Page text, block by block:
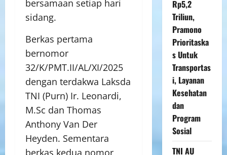
bersamaan setiap hari
sidang.
Berkas pertama
bernomor
32/K/PMT.II/AL/XI/2025
dengan terdakwa Laksda
TNI (Purn) Ir. Leonardi,
M.Sc dan Thomas
Anthony Van Der
Heyden. Sementara
Rp5,2
Triliun,
Pramono
Prioritaska
s Untuk
Transportas
i, Layanan
Kesehatan
dan
Program
Sosial
TNI AU